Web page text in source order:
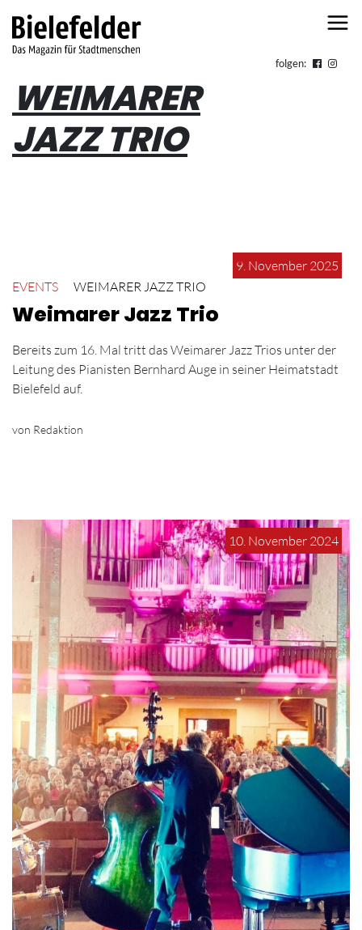
folgen:
WEIMARER
JAZZ TRIO
9. November 2025
EVENTS
WEIMARER JAZZ TRIO
Weimarer Jazz Trio
Bereits zum 16. Mal tritt das Weimarer Jazz Trios unter der
Leitung des Pianisten Bernhard Auge in seiner Heimatstadt
Bielefeld auf.
von Redaktion
10. November 2024